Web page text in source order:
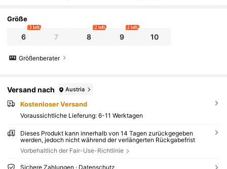
Größe
6
3 left
7 8
2 left
9
2 left
10
Größenberater
Versand nach Austria
Kostenloser Versand
Voraussichtliche Lieferung: 6-11 Werktagen
Dieses Produkt kann innerhalb von 14 Tagen zurückgegeben
werden, jedoch nicht während der verlängerten Rückgabefrist
Vorbehaltlich der Fair-Use-Richtlinie
Sichere Zahlungen · Datenschutz